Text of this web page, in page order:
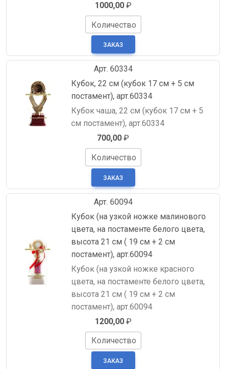
1000,00₽
Количество
Арт. 60334
Кубок, 22 см (кубок 17 см + 5 см
постамент), арт.60334
Кубок чаша, 22 см (кубок 17 см + 5
см постамент), арт.60334
700,00 ₽
Количество
Арт. 60094
Кубок (на узкой ножке малинового
цвета, на постаменте белого цвета,
высота 21 см ( 19 см + 2 см
постамент), арт.60094
Кубок (на узкой ножке красного
цвета, на постаменте белого цвета,
высота 21 см ( 19 см + 2 см
постамент), арт.60094
1200,00₽
Количество